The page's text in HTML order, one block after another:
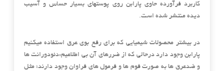
کاربرد فرآورده حاوی پارابن روی پوستهای بسیار حساس و آسیب
دیده منتشر شده است.
در بیشتر محصولات شیمیایی که برای رفع بوی عرق استفاده میکنیم
پارابن وجود دارد درحالی که از ضررهای آن بی اطلاعیم:دئودورانت ها
و ضدعرق ها به صورت فوم ها و فرمول های فراوان وجود دارند؛ مثل